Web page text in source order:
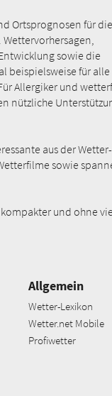
Ortsprognosen für
sowie die
beispielsweise für alle
Allergiker und
nützliche
aus der
sowie
und ohne
Allgemein
Wetter-Lexikon
Wetter.net Mobile
Profiwetter